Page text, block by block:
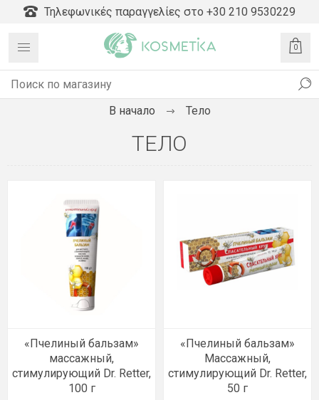
Τηλεφωνικές παραγγελίες στο +30 210 9530229
0
В начало Тело
ТЕЛО
«Пчелиный бальзам»
массажный,
стимулирующий Dr. Retter,
100 г
«Пчелиный бальзам»
Массажный,
стимулирующий Dr. Retter,
50 г